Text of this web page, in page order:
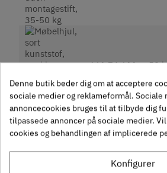
661.74.611 50
På lager
Udgået
Fjernlager (Normalt 4-8 dage hvis
beskrivelse)
Denne butik beder dig om at acceptere
sociale medier og reklameformål. Sociale
annoncecookies bruges til at tilbyde dig
tilpassede annoncer på sociale medier.
cookies og behandlingen af implicerede
Konfigurer